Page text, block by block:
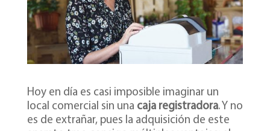
Hoy en día es casi imposible imaginar un
local comercial sin una caja registradora. Y no
es de extrañar, pues la adquisición de este